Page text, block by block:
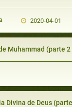
2020-04-01
Muhammad (parte 2
Divina de Deus